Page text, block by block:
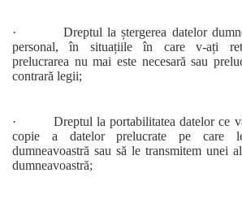
· Dreptul la ștergerea datelor
personal, în situațiile în care v-ați
prelucrarea nu mai este necesară sau
contrară legii;
· Dreptul la portabilitatea datelor ce
copie a datelor prelucrate pe care
dumneavoastră sau să le transmitem unei
dumneavoastră;